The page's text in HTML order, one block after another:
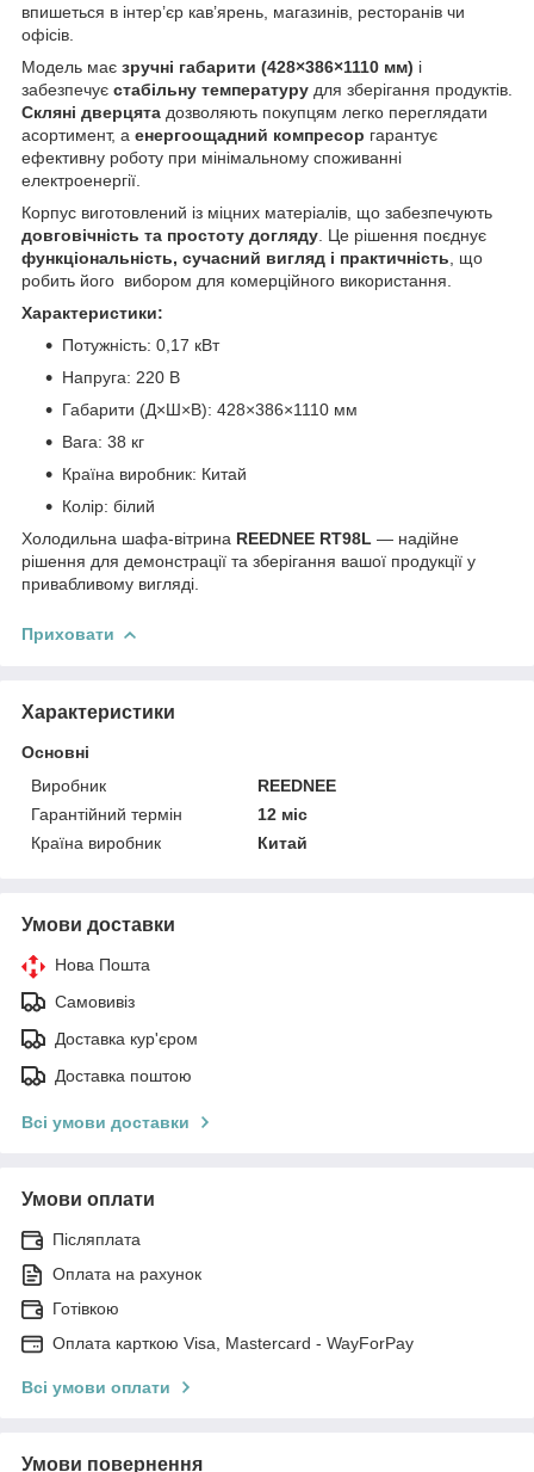
впишеться в інтер’єр кав’ярень, магазинів, ресторанів чи
офісів.
Модель має зручні габарити (428×386×1110 мм) і
забезпечує стабільну температуру для зберігання продуктів.
Скляні дверцята дозволяють покупцям легко переглядати
асортимент, а енергоощадний компресор гарантує
ефективну роботу при мінімальному споживанні
електроенергії.
Корпус виготовлений із міцних матеріалів, що забезпечують
довговічність та простоту догляду . Це рішення поєднує
функціональність, сучасний вигляд і практичність , що
робить його вибором для комерційного використання.
Характеристики:
Потужність: 0,17 кВт
Напруга: 220 В
Габарити (Д×Ш×В): 428×386×1110 мм
Вага: 38 кг
Країна виробник: Китай
Колір: білий
Холодильна шафа-вітрина REEDNEE RT98L — надійне
рішення для демонстрації та зберігання вашої продукції у
привабливому вигляді.
Приховати
Характеристики
Основні
Виробник
REEDNEE
Гарантійний термін
12 міс
Країна виробник
Китай
Умови доставки
Нова Пошта
Самовивіз
Доставка кур'єром
Доставка поштою
Всі умови доставки
Умови оплати
Післяплата
Оплата на рахунок
Готівкою
Оплата карткою Visa, Mastercard - WayForPay
Всі умови оплати
Умови повернення